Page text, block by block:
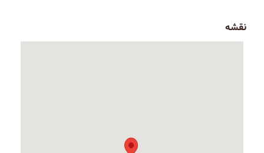
نقشه